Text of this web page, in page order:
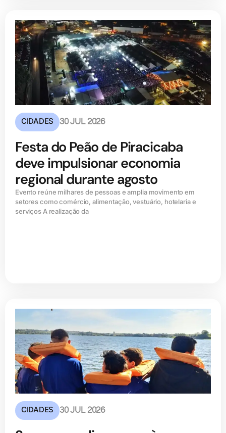
CIDADES 30 JUL 2026
Festa do Peão de Piracicaba
deve impulsionar economia
regional durante agosto
Evento reúne milhares de pessoas e amplia movimento em
setores como comércio, alimentação, vestuário, hotelaria e
serviços A realização da
CIDADES 30 JUL 2026